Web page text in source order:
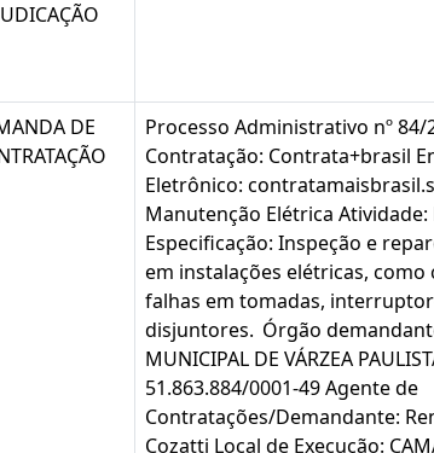
DE
Processo Administrativo nº 84/
Contratação: Contrata+brasil
Eletrônico:
Manutenção Elétrica Atividade:
Especificação: Inspeção e
em instalações elétricas,
falhas em tomadas,
disjuntores. Órgão
MUNICIPAL DE VÁRZEA
51.863.884/0001-49 Agente de
Contratações/Demandante:
Cozatti Local de Execução: